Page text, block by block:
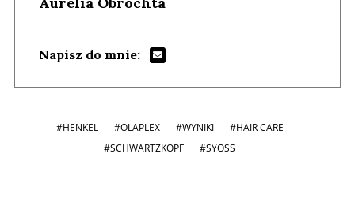
Napisz do mnie:
#HENKEL #OLAPLEX #WYNIKI
#HAIR CARE
#SCHWARTZKOPF
#SYOSS